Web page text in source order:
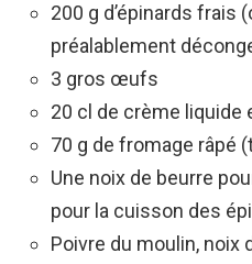
200 g d’épinards frais
préalablement
3 gros œufs
20 cl de crème liquide
70 g de fromage râpé
Une noix de beurre
pour la cuisson des
Poivre du moulin, noix